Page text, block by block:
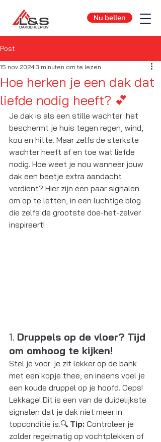
Nu bellen
Post
Hoe herken je een dak dat
liefde nodig heeft? 💕
15 nov 2024 3 minuten om te lezen
Je dak is als een stille wachter: het
beschermt je huis tegen regen, wind,
kou en hitte. Maar zelfs de sterkste
wachter heeft af en toe wat liefde
nodig. Hoe weet je nou wanneer jouw
dak een beetje extra aandacht
verdient? Hier zijn een paar signalen
om op te letten, in een luchtige blog
die zelfs de grootste doe-het-zelver
inspireert!
1. Druppels op de vloer? Tijd
om omhoog te kijken!
Stel je voor: je zit lekker op de bank
met een kopje thee, en ineens voel je
een koude druppel op je hoofd. Oeps!
Lekkage! Dit is een van de duidelijkste
signalen dat je dak niet meer in
topconditie is.🔍 Tip: Controleer je
zolder regelmatig op vochtplekken of